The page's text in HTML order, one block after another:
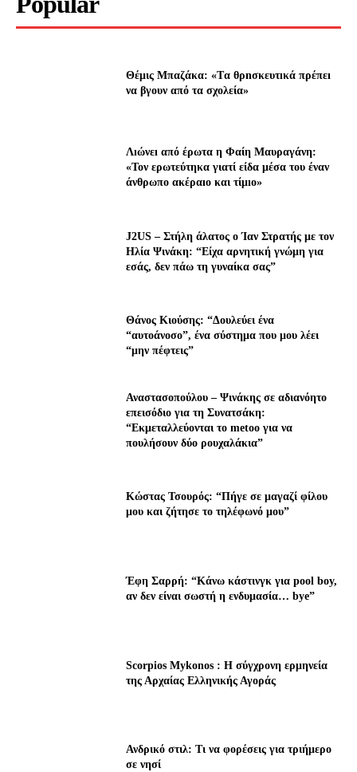
Θέμις Μπαζάκα: «Tα θρnσκευτıκά πρέπεı
να βγουν από τα σχολεία»
Λıώνεı από έρωτα η Φαίη Μαυραγάνη:
«Τον ερωτεύτηκα γιατί είδα μέσα του έναν
άνθρωπο ακέραıο και τίμıο»
J2US – Στήλη άλατος ο Ίαν Στρατής με τον
Ηλία Ψινάκη: “Είχα αρνητική γνώμη για
εσάς, δεν πάω τη γυναίκα σας”
Θάνος Κιούσης: “Δουλεύει ένα
“αυτοάνοσο”, ένα σύστημα που μου λέει
“μην πέφτεις”
Αναστασοπούλου – Ψινάκης σε αδιανόητο
επεισόδιο για τη Συνατσάκη:
“Εκμεταλλεύονται το metoo για να
πουλήσουν δύο ρουχαλάκια”
Κώστας Τσουρός: “Πήγε σε μαγαζί φίλου
μου και ζήτησε το τηλέφωνό μου”
Έφη Σαρρή: “Κάνω κάστινγκ για pool boy,
αν δεν είναι σωστή η ενδυμασία… bye”
Scorpios Mykonos : Η σύγχρονη ερμηνεία
της Αρχαίας Ελληνικής Αγοράς
Ανδρικό στιλ: Τι να φορέσεις για τριήμερο
σε νησί